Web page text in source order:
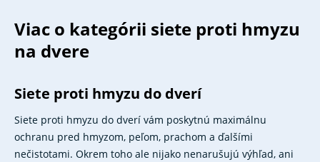
Viac o kategórii siete proti hmyzu
na dvere
Siete proti hmyzu do dverí
Siete proti hmyzu do dverí vám poskytnú maximálnu
ochranu pred hmyzom, peľom, prachom a ďalšími
nečistotami. Okrem toho ale nijako nenarušujú výhľad, ani